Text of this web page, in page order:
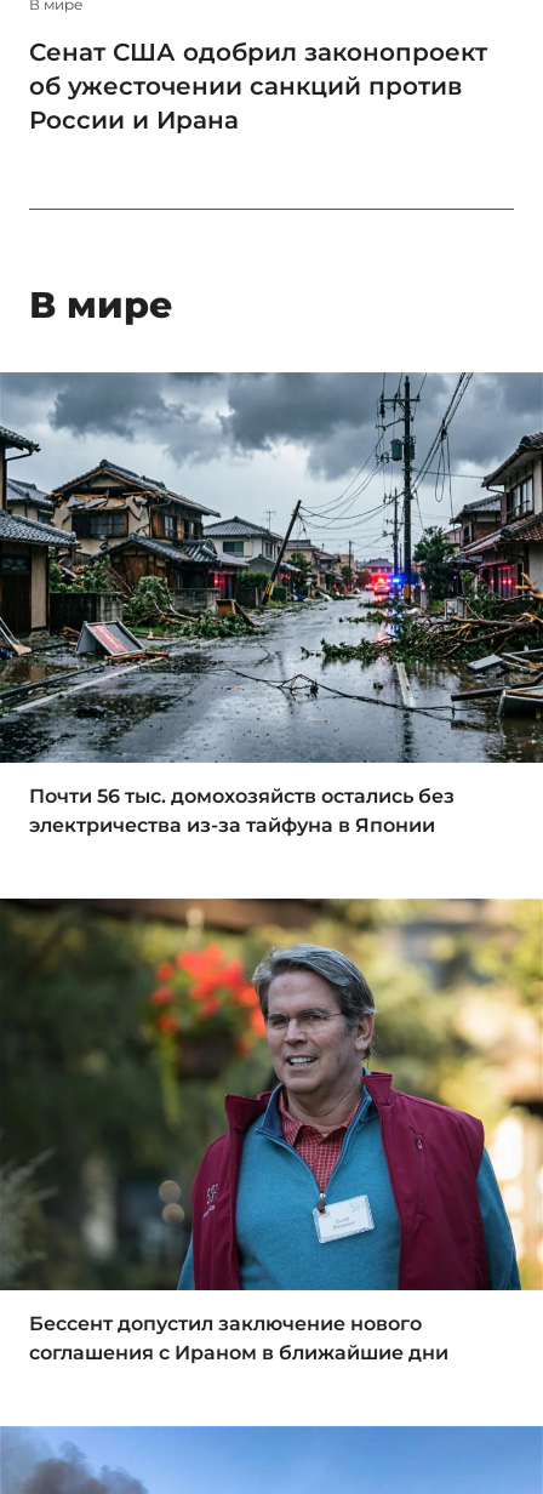
В мире
Сенат США одобрил законопроект
об ужесточении санкций против
России и Ирана
В мире
Почти 56 тыс. домохозяйств остались без
электричества из-за тайфуна в Японии
Бессент допустил заключение нового
соглашения с Ираном в ближайшие дни